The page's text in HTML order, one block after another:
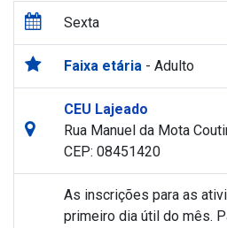
Sexta
Faixa etária - Adulto
CEU Lajeado
Rua Manuel da Mota
CEP: 08451420
As inscrições para as
primeiro dia útil do mês.